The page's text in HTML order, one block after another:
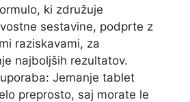
ki združuje
sestavine, podprte z
raziskavami, za
najboljših rezultatov.
Jemanje tablet
preprosto, saj morate le